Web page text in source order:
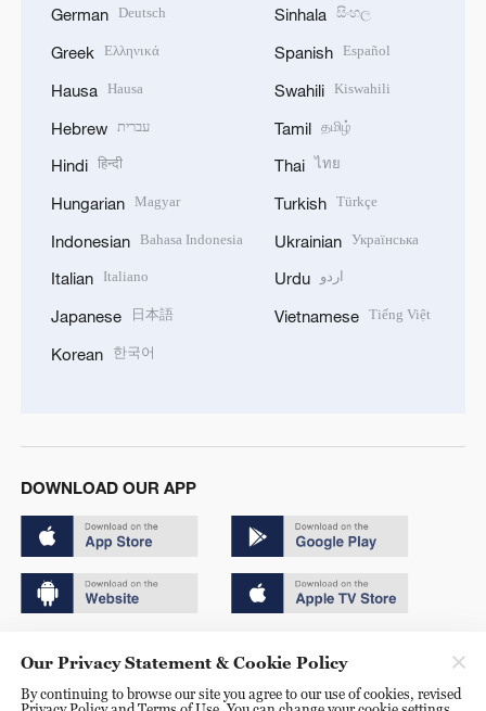
German Deutsch
Greek Ελληνικά
Hausa Hausa
Hebrew עברית
Hindi हिन्दी
Hungarian Magyar
Indonesian Bahasa Indonesia
Italian Italiano
Japanese 日本語
Korean 한국어
Sinhala සිංහල
Spanish Español
Swahili Kiswahili
Tamil தமிழ்
Thai ไทย
Turkish Türkçe
Ukrainian Українська
Urdu اردو
Vietnamese Tiếng Việt
DOWNLOAD OUR APP
京ICP备20000184号
Our Privacy Statement & Cookie Policy
By continuing to browse our site you agree to our use of cookies, revised